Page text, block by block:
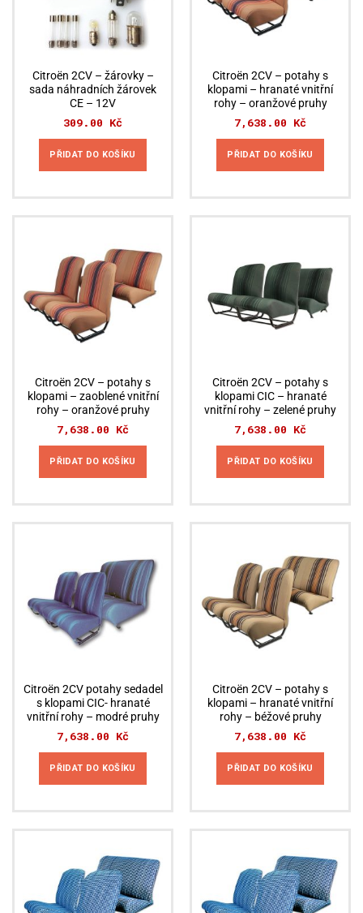
Citroën 2CV – žárovky –
sada náhradních žárovek
CE – 12V
309.00 Kč
PŘIDAT DO KOŠÍKU
Citroën 2CV – potahy s
klopami – hranaté vnitřní
rohy – oranžové pruhy
7,638.00 Kč
PŘIDAT DO KOŠÍKU
Citroën 2CV – potahy s
klopami – zaoblené vnitřní
rohy – oranžové pruhy
7,638.00 Kč
PŘIDAT DO KOŠÍKU
Citroën 2CV – potahy s
klopami CIC – hranaté
vnitřní rohy – zelené pruhy
7,638.00 Kč
PŘIDAT DO KOŠÍKU
Citroën 2CV potahy sedadel
s klopami CIC- hranaté
vnitřní rohy – modré pruhy
7,638.00 Kč
PŘIDAT DO KOŠÍKU
Citroën 2CV – potahy s
klopami – hranaté vnitřní
rohy – béžové pruhy
7,638.00 Kč
PŘIDAT DO KOŠÍKU